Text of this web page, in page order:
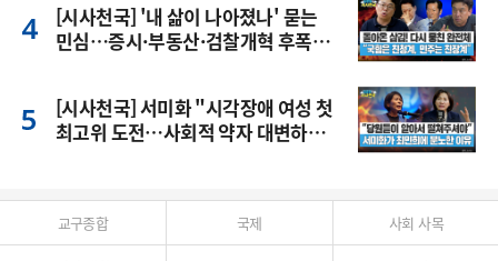
[시사천국] '내 삶이 나아졌나' 묻는
민심…증시·부동산·검찰개혁 후폭
[시사천국] 서미화 "시각장애 여성 첫
최고위 도전…사회적 약자 대변하겠
교구종합 국제 사회 사목